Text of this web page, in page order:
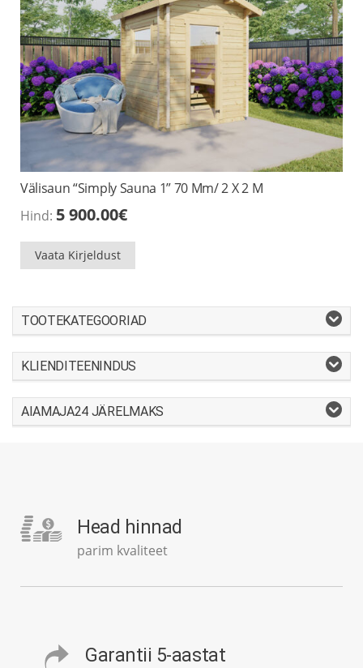
Välisaun “Simply Sauna 1” 70 Mm/ 2 X 2 M
Hind: 5 900.00€
Vaata Kirjeldust
TOOTEKATEGOORIAD
KLIENDITEENINDUS
AIAMAJA24 JÄRELMAKS
Head hinnad
parim kvaliteet
Garantii 5-aastat